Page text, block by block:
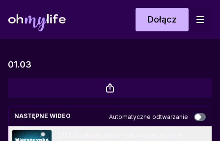
Dołącz
01.03
NASTĘPNE WIDEO Automatyczne odtwarzanie